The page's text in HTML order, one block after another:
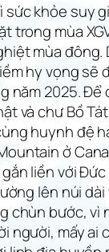
sức khỏe suy
trong mùa
mùa đông.
hy vọng sẽ
năm 2025. Để
và chư Bồ
huynh đệ
ở
liền với Đức
lên núi dài
chùn bước, vì
người, mấy ai